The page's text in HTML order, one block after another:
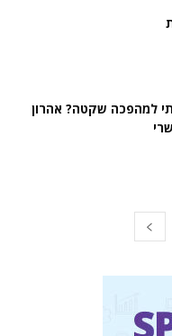
למהפכה שקטה? אהרון